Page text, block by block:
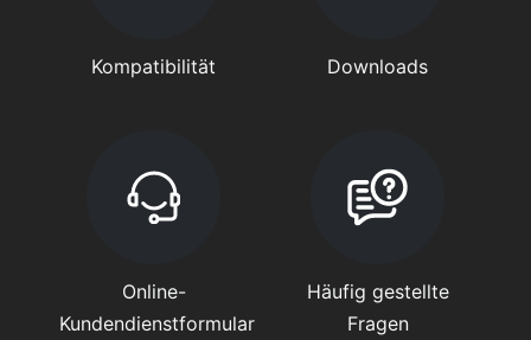
Kompatibilität Downloads
Online-
Kundendienstformular
Häufig gestellte
Fragen